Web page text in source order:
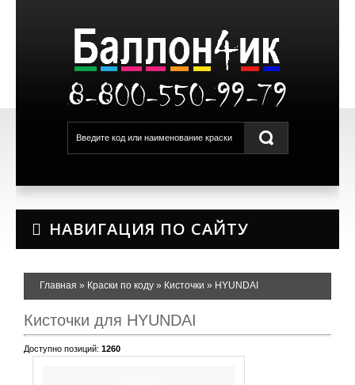
8-800-550-99-79
НАВИГАЦИЯ ПО САЙТУ
Главная » Краски по коду » Кисточки » HYUNDAI
Кисточки для HYUNDAI
Доступно позиций: 1260